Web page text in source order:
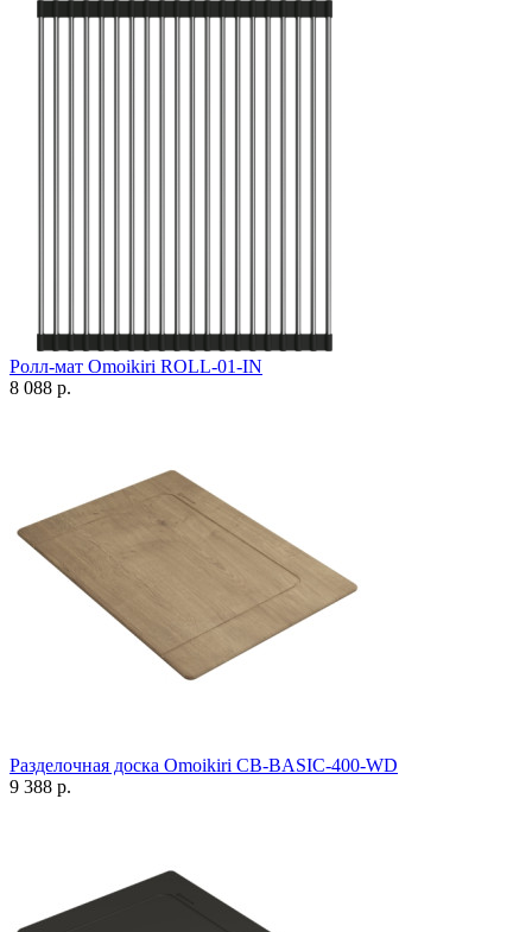
Ролл-мат Omoikiri ROLL-01-IN
8 088 р.
Разделочная доска Omoikiri CB-BASIC-400-WD
9 388 р.